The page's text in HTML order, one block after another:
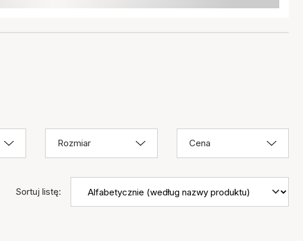
Rozmiar Cena
Sortuj listę: